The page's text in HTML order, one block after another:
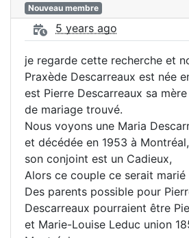
Nouveau membre
5 years ago
je regarde cette recherche et
Praxède Descarreaux est née
est Pierre Descarreaux sa
de mariage trouvé.
Nous voyons une Maria
et décédée en 1953 à Montréal,
son conjoint est un Cadieux,
Alors ce couple ce serait marié
Des parents possible pour
Descarreaux pourraient être
et Marie-Louise Leduc union